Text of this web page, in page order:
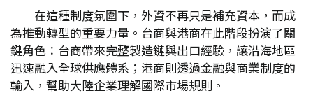
在這種制度氛圍下，外資不再只是補充資本，而成
為推動轉型的重要力量。台商與港商在此階段扮演了關
鍵角色：台商帶來完整製造鏈與出口經驗，讓沿海地區
迅速融入全球供應體系；港商則透過金融與商業制度的
輸入，幫助大陸企業理解國際市場規則。